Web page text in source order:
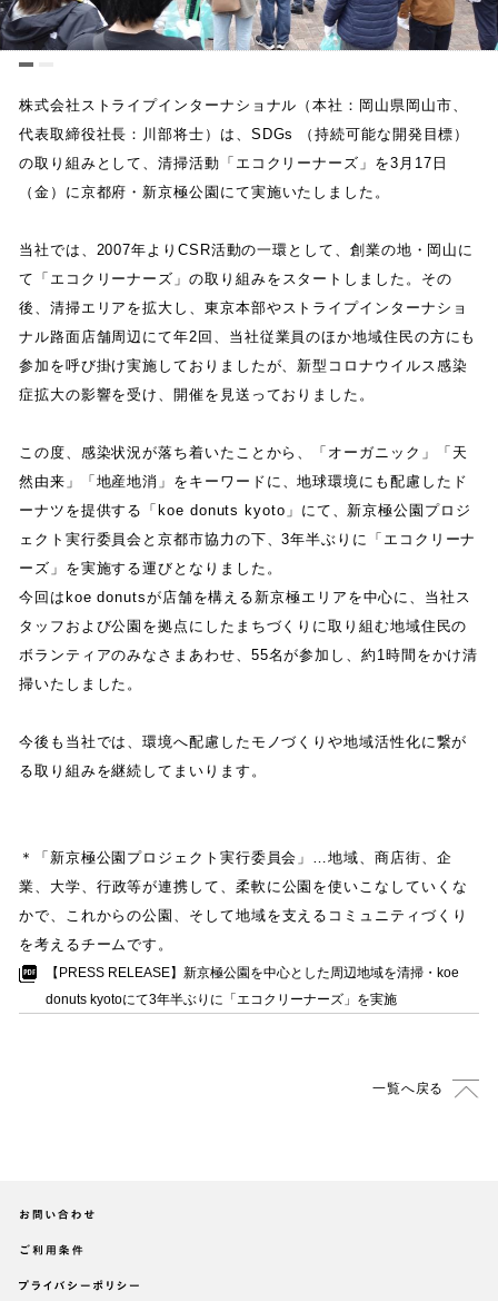
株式会社ストライプインターナショナル （本社 ： 岡山県岡山市、
代表取締役社長 ： 川部将士 ） は 、 SDGs （持続可能な開発目標 ）
の取り組みとして 、清掃活動 「 エコクリーナーズ 」 を3 月 17 日
（ 金 ） に京都府 ・ 新京極公園にて実施いたしました 。
当社では 、 2007年より CSR活動の一環として 、 創業の地 ・ 岡山に
て 「 エコクリーナーズ 」の取り組みをスタートしました 。 その
後 、 清掃エリアを拡大し 、 東京本部やストライプインターナショ
ナル路面店舗周辺にて年2 回 、 当社従業員のほか地域住民の方にも
参加を呼び掛け実施しておりましたが、 新型コロナウイルス感染
症拡大の影響を受け 、 開催を見送っておりました 。
この度、 感染状況が落ち着いたことから 、 「 オーガニック 」 「 天
然由来 」 「 地産地消 」 をキーワードに 、地球環境にも配慮したド
ーナツを提供する 「 koe donuts kyoto 」 にて 、 新京極公園プロジ
ェクト実行委員会と京都市協力の下、3年半ぶりに 「 エコクリーナ
ーズ 」 を実施する運びとなりました 。
今回は koe donutsが店舗を構える新京極エリアを中心に 、 当社ス
タッフおよび公園を拠点にしたまちづくりに取り組む地域住民の
ボランティアのみなさまあわせ、 55名が参加し 、 約 1時間をかけ清
掃いたしました 。
今後も当社では 、環境へ配慮したモノづくりや地域活性化に繋が
る取り組みを継続してまいります 。
＊ 「 新京極公園プロジェクト実行委員会 」 …地域、 商店街、 企
業、 大学、 行政等が連携して 、 柔軟に公園を使いこなしていくな
かで、 これからの公園 、 そして地域を支えるコミュニティづくり
を考えるチームです 。
【 PRESS RELEASE】 新京極公園を中心とした周辺地域を清掃 ・ koe
donuts kyotoにて3年半ぶりに 「 エコクリーナーズ 」 を実施
一覧へ戻る